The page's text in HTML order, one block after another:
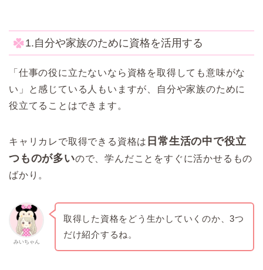
1.自分や家族のために資格を活用する
「仕事の役に立たないなら資格を取得しても意味がな
い」と感じている人もいますが、自分や家族のために
役立てることはできます。
キャリカレで取得できる資格は 日常生活の中で役立
つものが多いので、学んだことをすぐに活かせるもの
ばかり。
みいちゃん
取得した資格をどう生かしていくのか、3つ
だけ紹介するね。